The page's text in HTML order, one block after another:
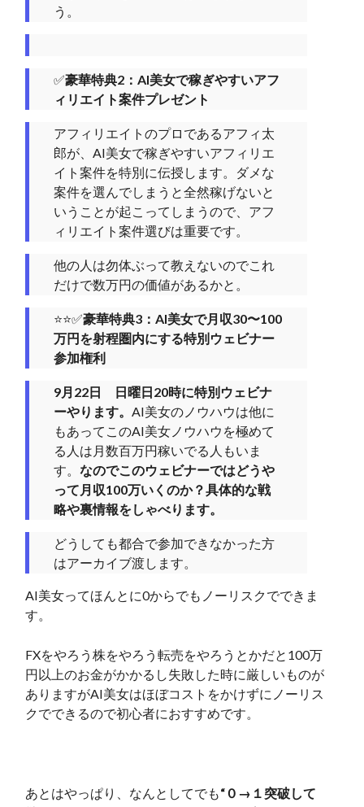
う。
✅豪華特典2：AI美女で稼ぎやすいアフ
ィリエイト案件プレゼント
アフィリエイトのプロであるアフィ太
郎が、AI美女で稼ぎやすいアフィリエ
イト案件を特別に伝授します。ダメな
案件を選んでしまうと全然稼げないと
いうことが起こってしまうので、アフ
ィリエイト案件選びは重要です。
他の人は勿体ぶって教えないのでこれ
だけで数万円の価値があるかと。
⭐️⭐️✅豪華特典3：AI美女で月収30〜100
万円を射程圏内にする特別ウェビナー
参加権利
9月22日 日曜日20時に特別ウェビナ
ーやります。 AI美女のノウハウは他に
もあってこのAI美女ノウハウを極めて
る人は月数百万円稼いでる人もいま
す。 なのでこのウェビナーではどうや
って月収100万いくのか？具体的な戦
略や裏情報をしゃべります。
どうしても都合で参加できなかった方
はアーカイブ渡します。
AI美女ってほんとに0からでもノーリスクでできま
す。
FXをやろう株をやろう転売をやろうとかだと100万
円以上のお金がかかるし失敗した時に厳しいものが
ありますがAI美女はほぼコストをかけずにノーリス
クでできるので初心者におすすめです。
あとはやっぱり、なんとしてでも“０→１突破して